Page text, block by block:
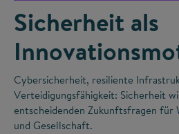
Sicherheit als
Cybersicherheit, resiliente
Verteidigungsfähigkeit: Sicherheit
entscheidenden Zukunftsfragen für
und Gesellschaft.